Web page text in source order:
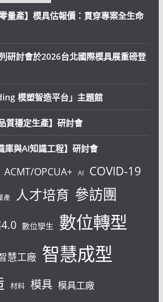
量產】模具估報價：貫穿專案全生命
研討會於2026台北國際模具展重磅登
模塑智造平台」主題館
質穩定生產】研討會
與AI知識工程】研討會
ACMT/OPCUA+ AI COVID-19
產 人才培育 參訪團
數位孿生 數位轉型
慧工廠 智慧成型
材料 模具 模具工廠